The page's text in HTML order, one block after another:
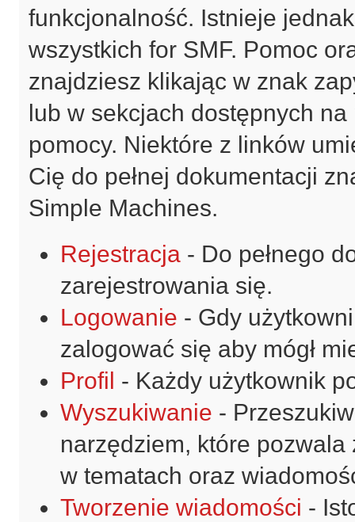
funkcjonalność. Istnieje
wszystkich for SMF. Pomoc
znajdziesz klikając w znak
lub w sekcjach dostępnych
pomocy. Niektóre z linków
Cię do pełnej dokumentacji
Simple Machines.
Rejestracja - Do pełnego
zarejestrowania się.
Logowanie - Gdy
zalogować się aby mógł
Profil - Każdy użytkownik
Wyszukiwanie -
narzędziem, które
w tematach oraz
Tworzenie wiadomości -